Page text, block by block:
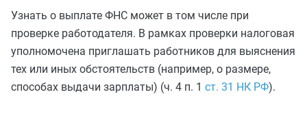
Узнать о выплате ФНС может в том числе при
проверке работодателя. В рамках проверки налоговая
уполномочена приглашать работников для выяснения
тех или иных обстоятельств (например, о размере,
способах выдачи зарплаты) (ч. 4 п. 1 ст. 31 НК РФ).